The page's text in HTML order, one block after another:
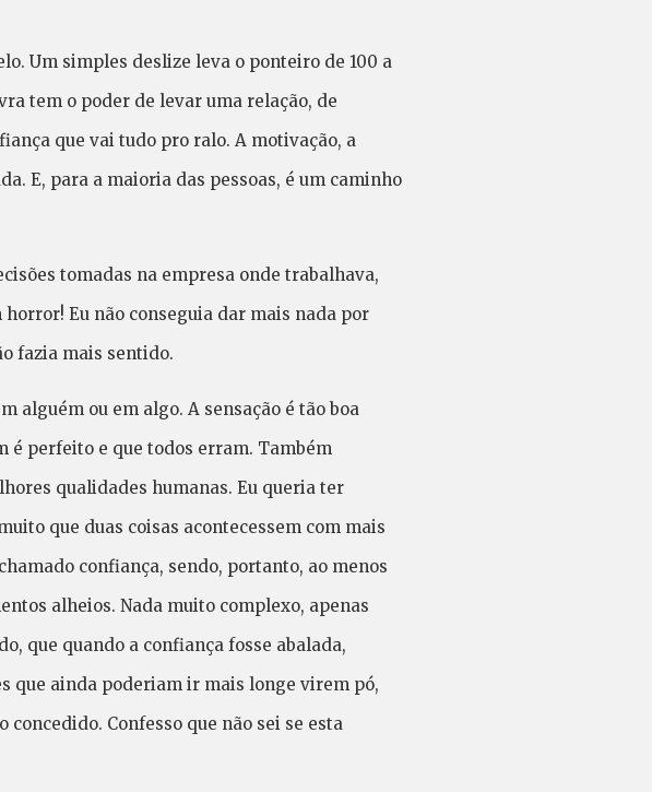
Um simples deslize leva o ponteiro de 100 a
tem o poder de levar uma relação, de
que vai tudo pro ralo. A motivação, a
E, para a maioria das pessoas, é um caminho
tomadas na empresa onde trabalhava,
Eu não conseguia dar mais nada por
fazia mais sentido.
alguém ou em algo. A sensação é tão boa
é perfeito e que todos erram. Também
qualidades humanas. Eu queria ter
que duas coisas acontecessem com mais
confiança, sendo, portanto, ao menos
alheios. Nada muito complexo, apenas
que quando a confiança fosse abalada,
que ainda poderiam ir mais longe virem pó,
Confesso que não sei se esta